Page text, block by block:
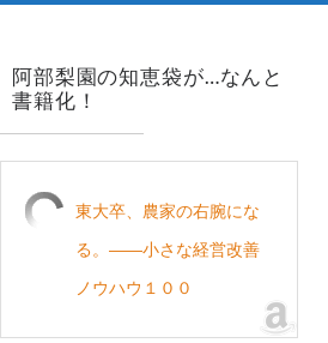
阿部梨園の知恵袋が…なんと
書籍化！
東大卒、農家の右腕にな
る。――小さな経営改善
ノウハウ１００